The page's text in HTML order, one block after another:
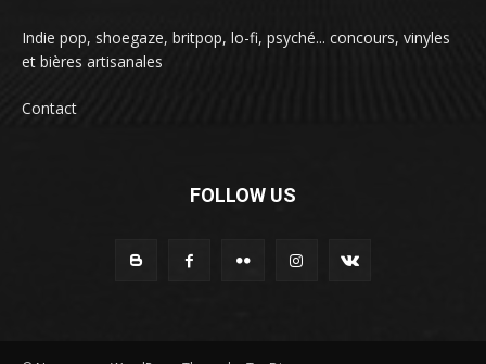
Indie pop, shoegaze, britpop, lo-fi, psyché... concours, vinyles
et bières artisanales
Contact
FOLLOW US